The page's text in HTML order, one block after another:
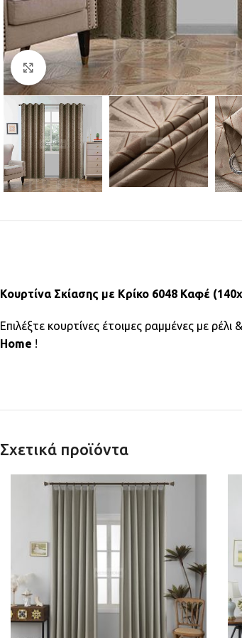
Κλικ για μεγέθυνση
Κουρτίνα Σκίασης με Κρίκο 6048 Καφέ
Επιλέξτε κουρτίνες έτοιμες ραμμένες με
Home !
Σχετικά προϊόντα